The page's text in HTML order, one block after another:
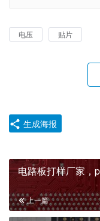
电压 贴片
生成海报
电路板打样厂家，
上一篇